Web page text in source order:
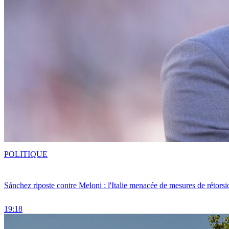
Sánchez riposte contre Meloni : l'Italie menacée de mesures de
19:18
POLITIQUE